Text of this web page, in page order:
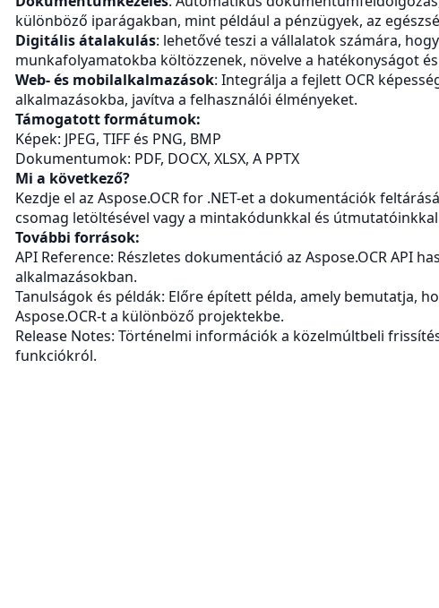
különböző iparágakban, mint például a pénzügyek, az
Digitális átalakulás: lehetővé teszi a vállalatok számára,
munkafolyamatokba költözzenek, növelve a hatékonyságot
Web- és mobilalkalmazások: Integrálja a fejlett OCR
alkalmazásokba, javítva a felhasználói élményeket.
Támogatott formátumok:
Képek: JPEG, TIFF és PNG, BMP
Dokumentumok: PDF, DOCX, XLSX, A PPTX
Mi a következő?
Kezdje el az Aspose.OCR for .NET-et a dokumentációk
csomag letöltésével vagy a mintakódunkkal és
További források:
API Reference: Részletes dokumentáció az Aspose.OCR API
alkalmazásokban.
Tanulságok és példák: Előre épített példa, amely bemutatja,
Aspose.OCR-t a különböző projektekbe.
Release Notes: Történelmi információk a közelmúltbeli
funkciókról.